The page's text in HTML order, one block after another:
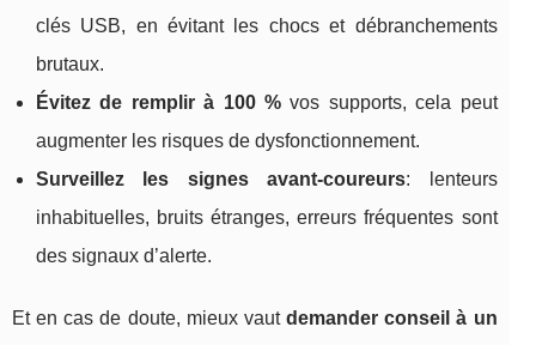
clés USB, en évitant les chocs et débranchements
brutaux.
Évitez de remplir à 100 % vos supports, cela peut
augmenter les risques de dysfonctionnement.
Surveillez les signes avant-coureurs: lenteurs
inhabituelles, bruits étranges, erreurs fréquentes sont
des signaux d’alerte.
Et en cas de doute, mieux vautdemander conseil à un